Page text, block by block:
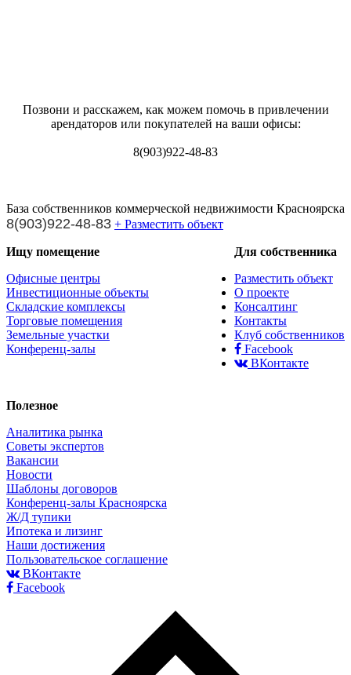
Позвони и расскажем, как можем помочь в привлечении
арендаторов или покупателей на ваши офисы:
8(903)922-48-83
База собственников коммерческой недвижимости Красноярска
8(903)922-48-83 + Разместить объект
Ищу помещение
Офисные центры
Инвестиционные объекты
Складские комплексы
Торговые помещения
Земельные участки
Конференц-залы
Для собственника
Разместить объект
О проекте
Консалтинг
Контакты
Клуб собственников
Facebook
ВКонтакте
Полезное
Аналитика рынка
Советы экспертов
Вакансии
Новости
Шаблоны договоров
Конференц-залы Красноярска
Ж/Д тупики
Ипотека и лизинг
Наши достижения
Пользовательское соглашение
ВКонтакте
Facebook